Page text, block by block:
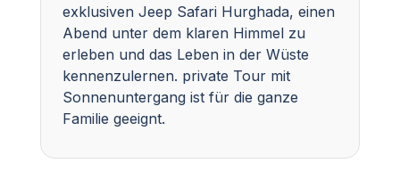
exklusiven Jeep Safari Hurghada, einen
Abend unter dem klaren Himmel zu
erleben und das Leben in der Wüste
kennenzulernen. private Tour mit
Sonnenuntergang ist für die ganze
Familie geeignt.